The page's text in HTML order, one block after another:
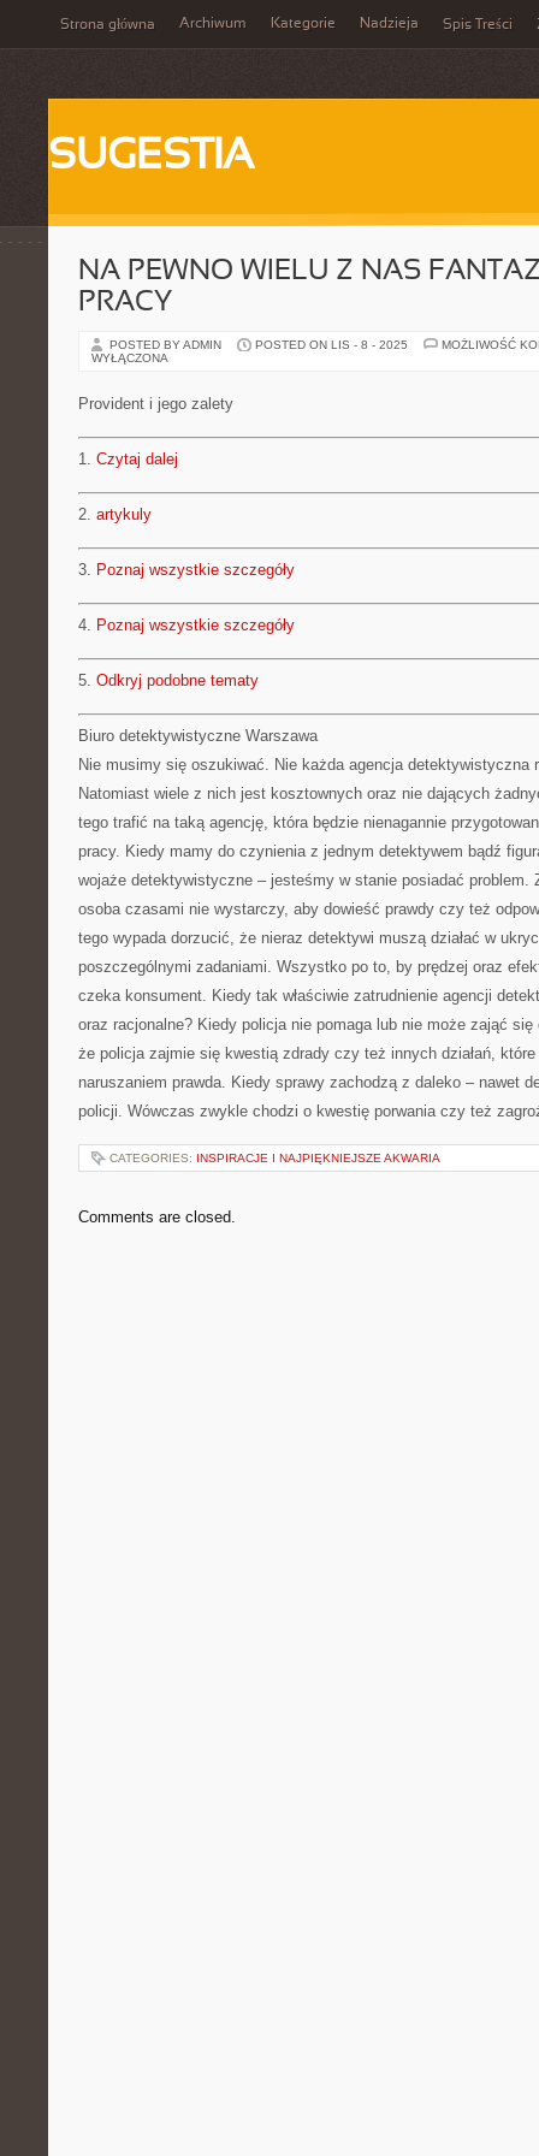
Strona główna Archiwum Kategorie Nadzieja Spis Treści
SUGESTIA
NA PEWNO WIELU Z NAS
PRACY
POSTED BY ADMIN POSTED ON LIS - 8 - 2025
MOŻLIWOŚĆ
WYŁĄCZONA
Provident i jego zalety
1. Czytaj dalej
2. artykuly
3. Poznaj wszystkie szczegóły
4. Poznaj wszystkie szczegóły
5. Odkryj podobne tematy
Biuro detektywistyczne Warszawa
Nie musimy się oszukiwać. Nie każda agencja detektywistyczna
Natomiast wiele z nich jest kosztownych oraz nie dających
tego trafić na taką agencję, która będzie nienagannie
pracy. Kiedy mamy do czynienia z jednym detektywem bądź
wojaże detektywistyczne – jesteśmy w stanie posiadać problem.
osoba czasami nie wystarczy, aby dowieść prawdy czy też
tego wypada dorzucić, że nieraz detektywi muszą działać w
poszczególnymi zadaniami. Wszystko po to, by prędzej oraz
czeka konsument. Kiedy tak właściwie zatrudnienie agencji
oraz racjonalne? Kiedy policja nie pomaga lub nie może zająć
że policja zajmie się kwestią zdrady czy też innych działań, które
naruszaniem prawda. Kiedy sprawy zachodzą z daleko – nawet
policji. Wówczas zwykle chodzi o kwestię porwania czy też
CATEGORIES: INSPIRACJE I NAJPIĘKNIEJSZE AKWARIA
Comments are closed.